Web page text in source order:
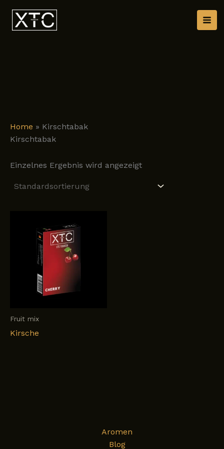
Inhalt
springen
Home » Kirschtabak
Kirschtabak
Einzelnes Ergebnis wird angezeigt
Fruit mix
Kirsche
Aromen
Blog